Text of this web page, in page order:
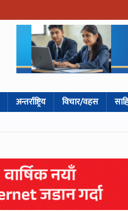
अन्तर्राष्ट्रिय विचार/वहस